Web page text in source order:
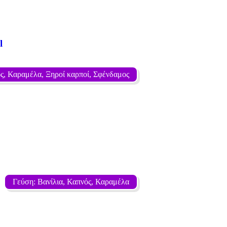
Καραμέλα, Ξηροί καρποί, Σφένδαμος
Γεύση: Βανίλια, Καπνός, Καραμέλα